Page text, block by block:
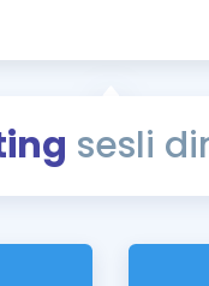
sesli